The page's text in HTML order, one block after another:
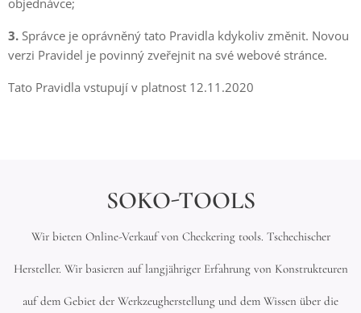
objednávce;
3. Správce je oprávněný tato Pravidla kdykoliv změnit. Novou
verzi Pravidel je povinný zveřejnit na své webové stránce.
Tato Pravidla vstupují v platnost 12.11.2020
SOKO-TOOLS
Wir bieten Online-Verkauf von Checkering tools. Tschechischer
Hersteller. Wir basieren auf langjähriger Erfahrung von Konstrukteuren
auf dem Gebiet der Werkzeugherstellung und dem Wissen über die